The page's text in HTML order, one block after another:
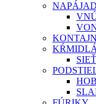
KŔMIDLÁ